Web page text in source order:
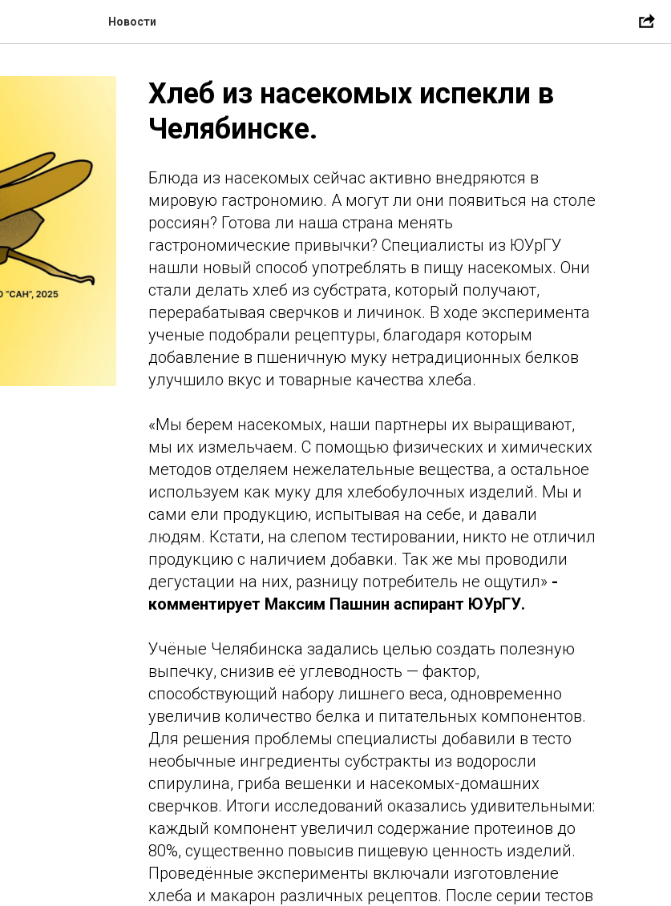
Новости
Хлеб из насекомых испекли в
Челябинске.
Блюда из насекомых сейчас активно внедряются в
мировую гастрономию. А могут ли они появиться на столе
россиян? Готова ли наша страна менять
гастрономические привычки? Специалисты из ЮУрГУ
нашли новый способ употреблять в пищу насекомых. Они
стали делать хлеб из субстрата, который получают,
перерабатывая сверчков и личинок. В ходе эксперимента
ученые подобрали рецептуры, благодаря которым
добавление в пшеничную муку нетрадиционных белков
улучшило вкус и товарные качества хлеба.
«Мы берем насекомых, наши партнеры их выращивают,
мы их измельчаем. С помощью физических и химических
методов отделяем нежелательные вещества, а остальное
используем как муку для хлебобулочных изделий. Мы и
сами ели продукцию, испытывая на себе, и давали
людям. Кстати, на слепом тестировании, никто не отличил
продукцию с наличием добавки. Так же мы проводили
дегустации на них, разницу потребитель не ощутил» -
комментирует Максим Пашнин аспирант ЮУрГУ.
Учёные Челябинска задались целью создать полезную
выпечку, снизив её углеводность — фактор,
способствующий набору лишнего веса, одновременно
увеличив количество белка и питательных компонентов.
Для решения проблемы специалисты добавили в тесто
необычные ингредиенты субстракты из водоросли
спирулина, гриба вешенки и насекомых-домашних
сверчков. Итоги исследований оказались удивительными:
каждый компонент увеличил содержание протеинов до
80%, существенно повысив пищевую ценность изделий.
Проведённые эксперименты включали изготовление
хлеба и макарон различных рецептов. После серии тестов